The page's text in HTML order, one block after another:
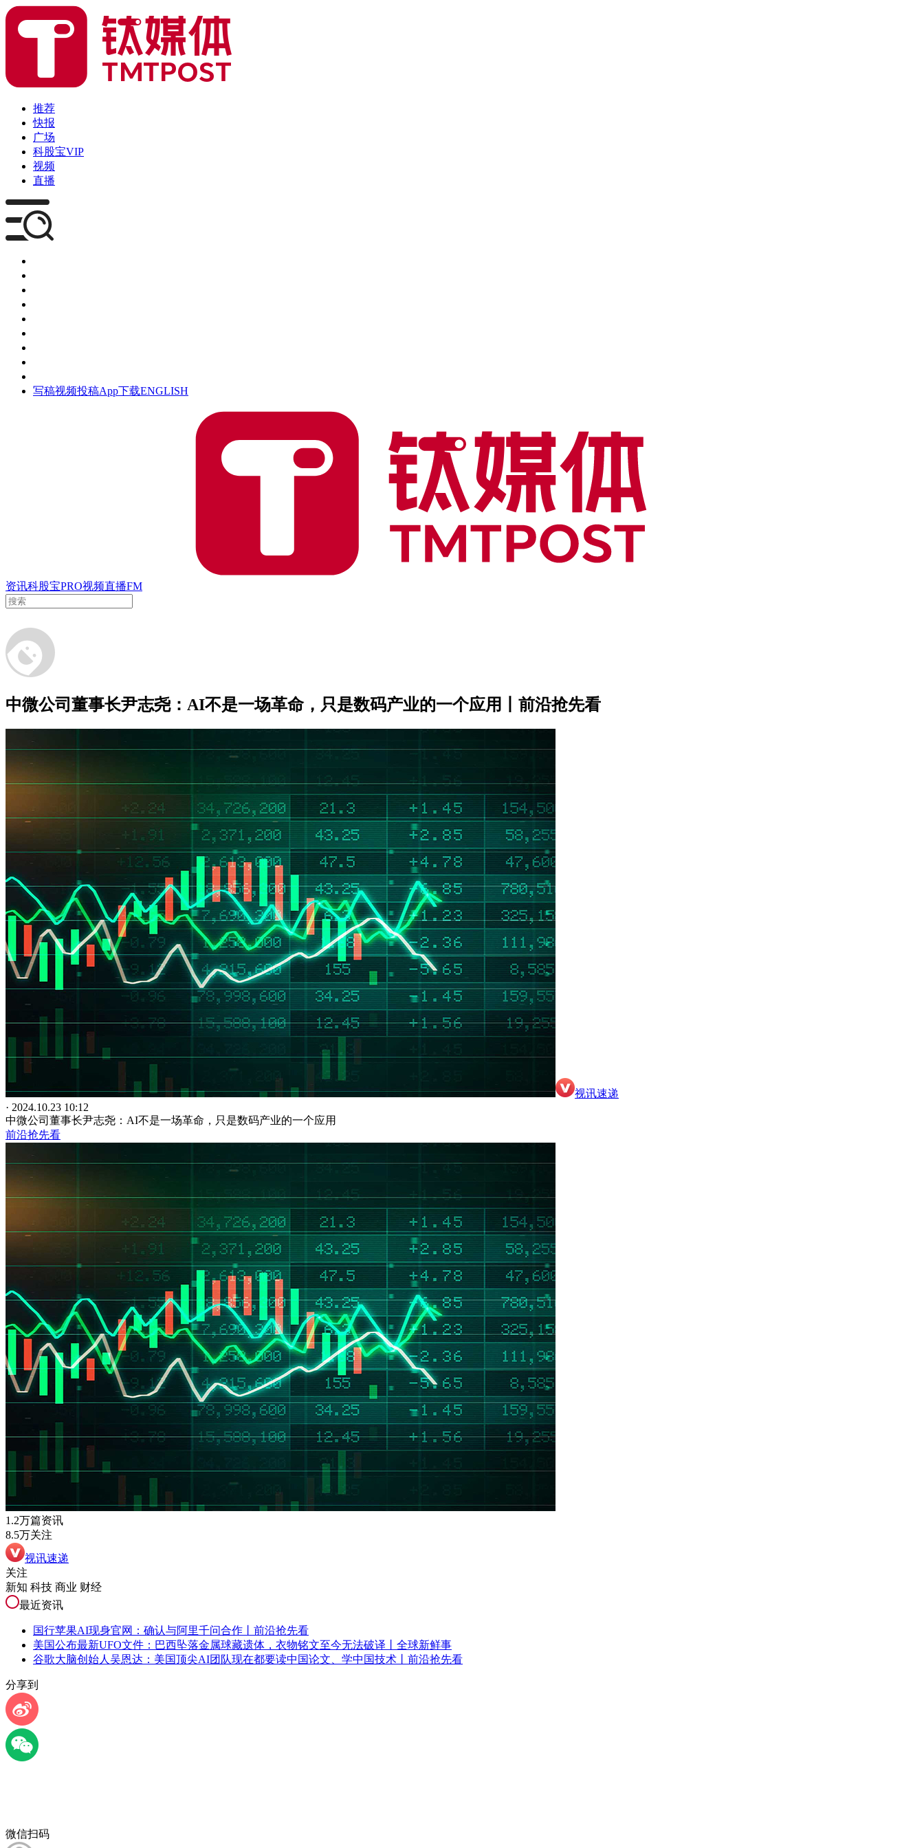
推荐
快报
广场
科股宝VIP
视频
直播
写稿视频投稿App下载ENGLISH
资讯科股宝PRO视频直播FM
中微公司董事长尹志尧：AI不是一场革命，只是数码产业的一个应用丨前沿抢先看
视讯速递
· 2024.10.23 10:12
中微公司董事长尹志尧：AI不是一场革命，只是数码产业的一个应用
前沿抢先看
1.2万篇资讯
8.5万关注
视讯速递
关注
新知 科技 商业 财经
最近资讯
国行苹果AI现身官网：确认与阿里千问合作丨前沿抢先看
美国公布最新UFO文件：巴西坠落金属球藏遗体，衣物铭文至今无法破译丨全球新鲜事
谷歌大脑创始人吴恩达：美国顶尖AI团队现在都要读中国论文、学中国技术丨前沿抢先看
分享到
微信扫码